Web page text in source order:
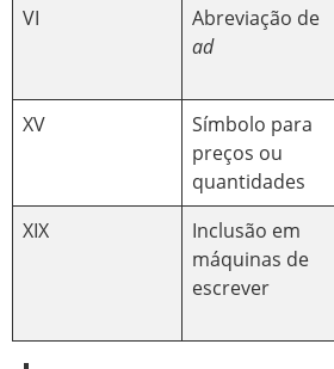
VI
Abreviação de
ad
XV
Símbolo para
preços ou
quantidades
XIX
Inclusão em
máquinas de
escrever